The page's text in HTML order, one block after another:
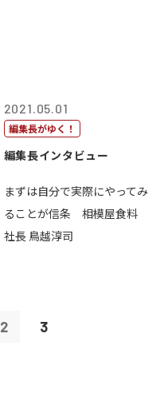
2021.05.01
編集長がゆく！
編集長インタビュー
まずは自分で実際にやってみ
ることが信条 相模屋食料
社長 鳥越淳司
2 3